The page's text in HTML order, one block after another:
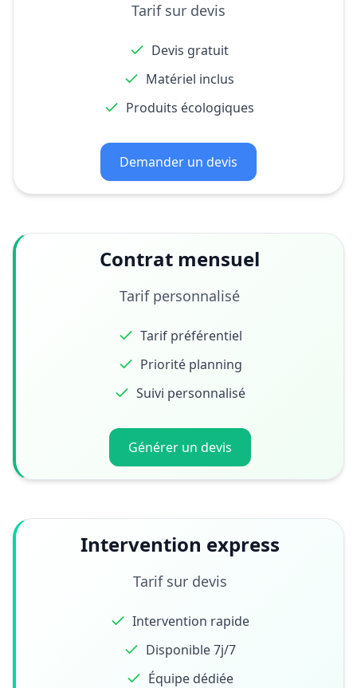
Tarif sur devis
Devis gratuit
Matériel inclus
Produits écologiques
Demander un devis
Contrat mensuel
Tarif personnalisé
Tarif préférentiel
Priorité planning
Suivi personnalisé
Générer un devis
Intervention express
Tarif sur devis
Intervention rapide
Disponible 7j/7
Équipe dédiée